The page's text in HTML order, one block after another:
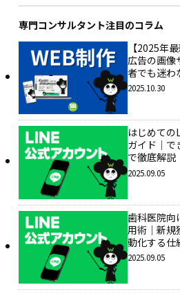
専門コンサルタント注目のコラム
【2025年
広告の画像
者でも迷わ
2025.10.30
はじめての
ガイド｜で
で徹底解説
2025.09.05
歯科医院向
用術｜新規
動化する仕
2025.09.05